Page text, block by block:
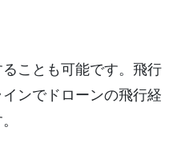
ことも可能です。飛行
ンでドローンの飛行経